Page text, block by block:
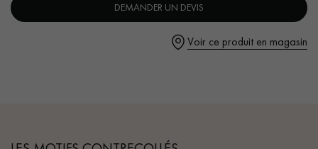
Demandez un rendez-vous personnalisé
DEMANDER UN DEVIS
Voir ce produit en magasin